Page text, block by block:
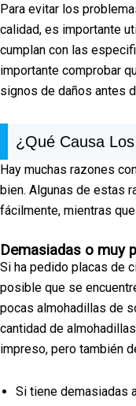
Para evitar los
calidad, es importante
cumplan con las
importante comprobar
signos de daños antes
¿Qué Causa
Hay muchas razones
bien. Algunas de estas
fácilmente, mientras
Demasiadas o muy
Si ha pedido placas de
posible que se
pocas almohadillas de
cantidad de
impreso, pero también
Si tiene demasiadas